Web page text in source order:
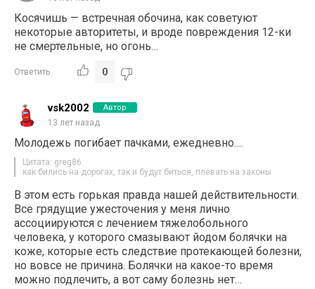
Косячишь — встречная обочина, как советуют
некоторые авторитеты, и вроде повреждения 12-ки
не смертельные, но огонь…
Ответить 0
vsk2002 Автор
13 лет назад
Молодежь погибает пачками, ежедневно….
Цитата: greg86
как бились на дорогах, так и будут биться, плевать на законы
В этом есть горькая правда нашей действительности.
Все грядущие ужесточения у меня лично
ассоциируются с лечением тяжелобольного
человека, у которого смазывают йодом болячки на
коже, которые есть следствие протекающей болезни,
но вовсе не причина. Болячки на какое-то время
можно подлечить, а вот саму болезнь нет…